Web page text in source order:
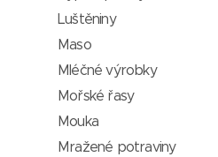
Luštěniny
Maso
Mléčné výrobky
Mořské řasy
Mouka
Mražené potraviny